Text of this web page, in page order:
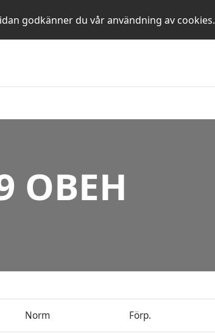
godkänner du vår användning av cookies.
OBEH
Norm Förp.